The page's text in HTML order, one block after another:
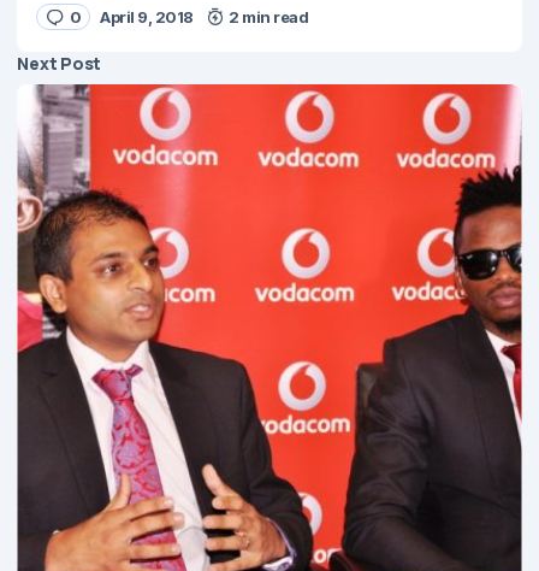
0 April 9, 2018 2 min read
Next Post